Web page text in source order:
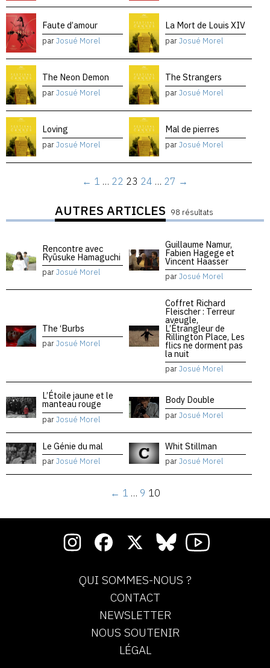
Faute d’amour
parJosué Morel
La Mort de Louis XIV
parJosué Morel
The Neon Demon
parJosué Morel
The Strangers
parJosué Morel
Loving
parJosué Morel
Mal de pierres
parJosué Morel
← 1 … 22 23 24 … 27 →
AUTRES ARTICLES 98 résultats
Rencontre avec
Ryūsuke Hamaguchi
parJosué Morel
Guillaume Namur,
Fabien Hagege et
Vincent Haasser
parJosué Morel
The ‘Burbs
parJosué Morel
Coffret Richard
Fleischer : Terreur
aveugle,
L’Étrangleur de
Rillington Place, Les
flics ne dorment pas
la nuit
parJosué Morel
L’Étoile jaune et le
manteau rouge
parJosué Morel
Body Double
parJosué Morel
Le Génie du mal
parJosué Morel
Whit Stillman
parJosué Morel
← 1 … 9 10
QUI SOMMES-NOUS ?
CONTACT
NEWSLETTER
NOUS SOUTENIR
LÉGAL